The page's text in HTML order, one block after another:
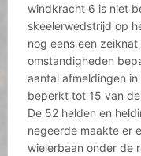
windkracht 6 is niet
skeelerwedstrijd op
nog eens een
omstandigheden
aantal afmeldingen
beperkt tot 15 van
De 52 helden en
negeerde maakte er
wielerbaan onder de